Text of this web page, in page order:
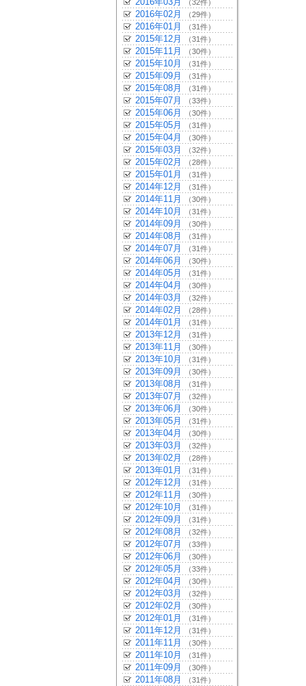
（32件）
2016年02月 （29件）
2016年01月 （31件）
2015年12月 （31件）
2015年11月 （30件）
2015年10月 （31件）
2015年09月 （31件）
2015年08月 （31件）
2015年07月 （33件）
2015年06月 （30件）
2015年05月 （31件）
2015年04月 （30件）
2015年03月 （32件）
2015年02月 （28件）
2015年01月 （31件）
2014年12月 （31件）
2014年11月 （30件）
2014年10月 （31件）
2014年09月 （30件）
2014年08月 （31件）
2014年07月 （31件）
2014年06月 （30件）
2014年05月 （31件）
2014年04月 （30件）
2014年03月 （32件）
2014年02月 （28件）
2014年01月 （31件）
2013年12月 （31件）
2013年11月 （30件）
2013年10月 （31件）
2013年09月 （30件）
2013年08月 （31件）
2013年07月 （32件）
2013年06月 （30件）
2013年05月 （31件）
2013年04月 （30件）
2013年03月 （32件）
2013年02月 （28件）
2013年01月 （31件）
2012年12月 （31件）
2012年11月 （30件）
2012年10月 （31件）
2012年09月 （31件）
2012年08月 （32件）
2012年07月 （33件）
2012年06月 （30件）
2012年05月 （33件）
2012年04月 （30件）
2012年03月 （32件）
2012年02月 （30件）
2012年01月 （31件）
2011年12月 （31件）
2011年11月 （30件）
2011年10月 （31件）
2011年09月 （30件）
2011年08月 （31件）